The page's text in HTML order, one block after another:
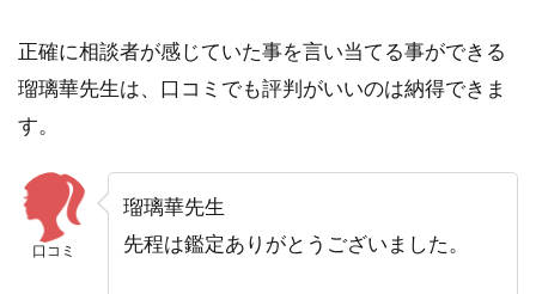
正確に相談者が感じていた事を言い当てる事ができる
瑠璃華先生は、口コミでも評判がいいのは納得できま
す。
口コミ
瑠璃華先生
先程は鑑定ありがとうございました。